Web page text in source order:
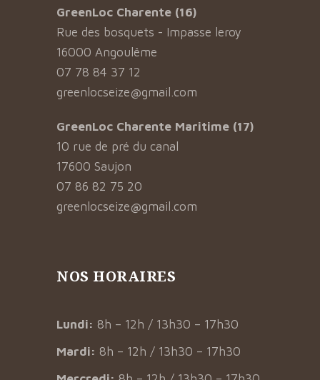
GreenLoc Charente (16)
Rue des bosquets - Impasse leroy
16000 Angoulême
07 78 84 37 12
greenlocseize@gmail.com
GreenLoc Charente Maritime (17)
10 rue de pré du canal
17600 Saujon
07 86 82 75 20
greenlocseize@gmail.com
NOS HORAIRES
Lundi: 8h – 12h / 13h30 – 17h30
Mardi: 8h – 12h / 13h30 – 17h30